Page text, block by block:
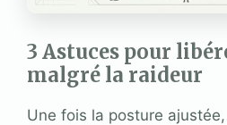
3 Astuces pour
malgré la raideur
Une fois la posture